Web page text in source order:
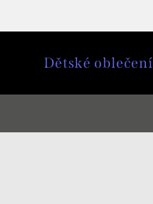
Dětské oblečení